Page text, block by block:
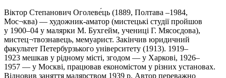
Віктор Степанович Оголеве́ць (1889, Полтава –1984,
Мос¬ква) — художник-аматор (мистецькі студії пройшов
у 1900–04 у малярки М. Бухгейм, учениці Г. Мясоєдова),
мистец¬твознавець, мемуарист. Закінчив юридичний
факультет Петербурзького університету (1913). 1919–
1923 мешкав у рідному місті, згодом — у Харкові, 1926–
1957 — у Москві, працював економістом у різних установах.
Відновив заняття малярством 1939 р. Автор переважно